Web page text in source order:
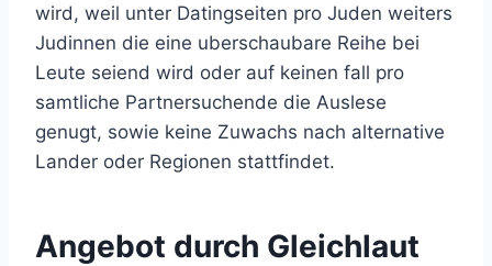
wird, weil unter Datingseiten pro Juden weiters
Judinnen die eine uberschaubare Reihe bei
Leute seiend wird oder auf keinen fall pro
samtliche Partnersuchende die Auslese
genugt, sowie keine Zuwachs nach alternative
Lander oder Regionen stattfindet.
Angebot durch Gleichlaut